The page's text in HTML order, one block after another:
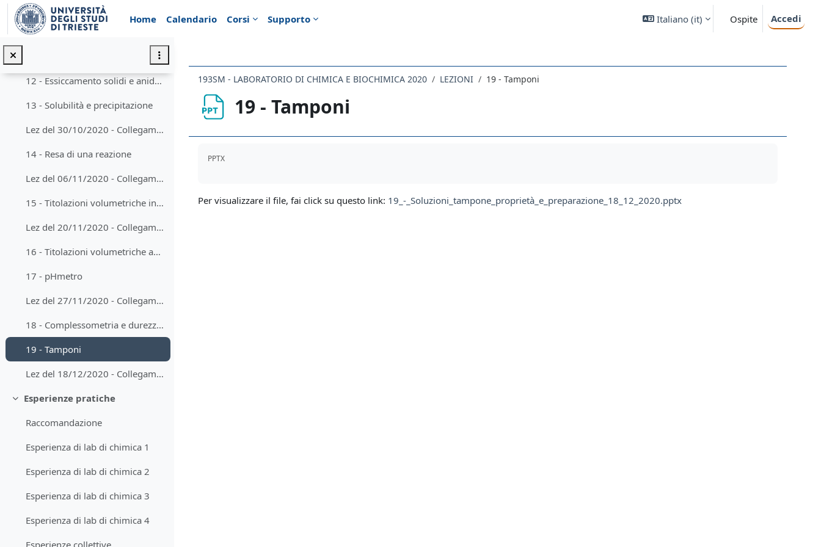
Vai al contenuto principale
Home
Calendario Corsi Supporto Italiano ‎(it)‎ Ospite Accedi
10 - Acqua
12 - Essiccamento solidi e anidridificazione solventi
13 - Solubilità e precipitazione
Lez del 30/10/2020 - Collegamento a STREAM
14 - Resa di una reazione
Lez del 06/11/2020 - Collegamento a STREAM
15 - Titolazioni volumetriche in generale
Lez del 20/11/2020 - Collegamento a STREAM
16 - Titolazioni volumetriche acido - base
17 - pHmetro
Lez del 27/11/2020 - Collegamento a STREAM
18 - Complessometria e durezza dell'acqua
19 - Tamponi
Lez del 18/12/2020 - Collegamento a STREAM
Minimizza
Esperienze pratiche
Raccomandazione
Esperienza di lab di chimica 1
Esperienza di lab di chimica 2
Esperienza di lab di chimica 3
Esperienza di lab di chimica 4
193SM - LABORATORIO DI CHIMICA E BIOCHIMICA 2020 LEZIONI 19 - Tamponi
19 - Tamponi
PPTX
Per visualizzare il file, fai click su questo link: 19_-_Soluzioni_tampone_proprietà_e_preparazione_18_12_2020.pptx